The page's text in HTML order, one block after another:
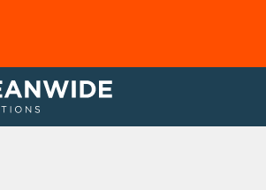
Galería de fotos